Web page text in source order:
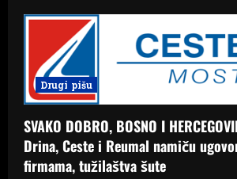
Drugi pišu
SVAKO DOBRO, BOSNO I
Drina, Ceste i Reumal namiču
firmama, tužilaštva šute